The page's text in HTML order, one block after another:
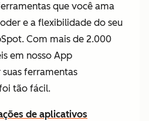
que você ama
e a flexibilidade do seu
Com mais de 2.000
em nosso App
ferramentas
tão fácil.
de aplicativos